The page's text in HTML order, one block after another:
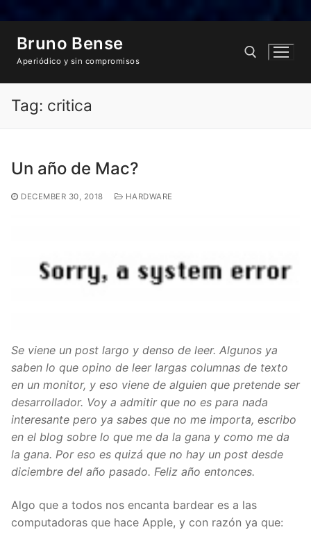
content
Bruno Bense
Aperiódico y sin compromisos
Tag: critica
Un año de Mac?
DECEMBER 30, 2018 HARDWARE
Se viene un post largo y denso de leer. Algunos ya
saben lo que opino de leer largas columnas de texto
en un monitor, y eso viene de alguien que pretende ser
desarrollador. Voy a admitir que no es para nada
interesante pero ya sabes que no me importa, escribo
en el blog sobre lo que me da la gana y como me da
la gana. Por eso es quizá que no hay un post desde
diciembre del año pasado. Feliz año entonces.
Algo que a todos nos encanta bardear es a las
computadoras que hace Apple, y con razón ya que: